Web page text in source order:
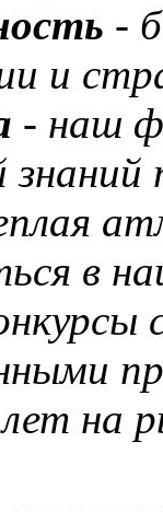
-
и
- наш
в
на